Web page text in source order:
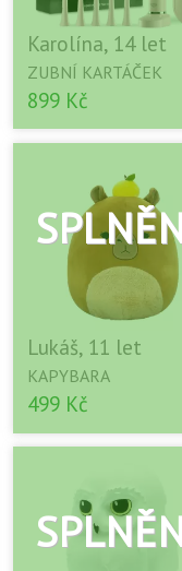
Karolína, 14 let
ZUBNÍ KARTÁČEK
899 Kč
Lukáš, 11 let
KAPYBARA
499 Kč